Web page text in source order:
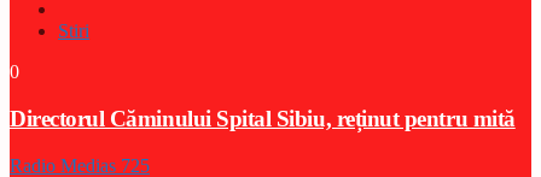
Stiri
0
Directorul Căminului Spital Sibiu, reținut pentru mită
Radio Medias 725